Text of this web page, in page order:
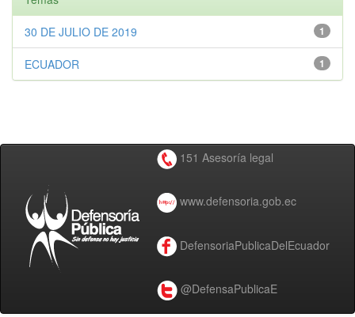
1
30 DE JULIO DE 2019
1
ECUADOR
151 Asesoría legal
www.defensoria.gob.ec
DefensoriaPublicaDelEcuador
@DefensaPublicaE